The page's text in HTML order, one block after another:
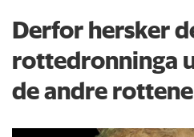
Derfor hersker
rottedronninga
de andre rottene